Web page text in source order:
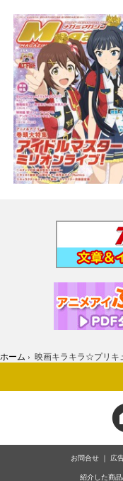
ホーム › 映画キラキラ☆プリキ
お問合せ 広
紹介した商